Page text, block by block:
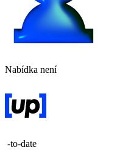
Nabídka není
-to-date